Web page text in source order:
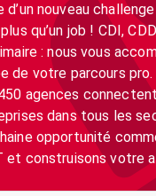
d’un nouveau
qu’un job ! CDI,
: nous vous
de votre parcours
agences
dans tous les
opportunité
et construisons votre